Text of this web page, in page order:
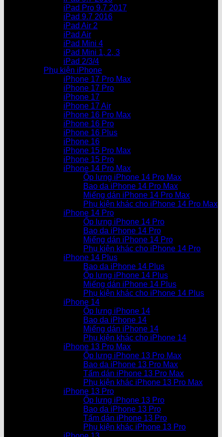
iPad Pro 9.7 2017
iPad 9.7 2016
iPad Air 2
iPad Air
iPad Mini 4
iPad Mini 1, 2, 3
iPad 2/3/4
Phụ kiện iPhone
iPhone 17 Pro Max
iPhone 17 Pro
iPhone 17
iPhone 17 Air
iPhone 16 Pro Max
iPhone 16 Pro
iPhone 16 Plus
iPhone 16
iPhone 15 Pro Max
iPhone 15 Pro
iPhone 14 Pro Max
Ốp lưng iPhone 14 Pro Max
Bao da iPhone 14 Pro Max
Miếng dán iPhone 14 Pro Max
Phụ kiện khác cho iPhone 14 Pro Max
iPhone 14 Pro
Ốp lưng iPhone 14 Pro
Bao da iPhone 14 Pro
Miếng dán iPhone 14 Pro
Phụ kiện khác cho iPhone 14 Pro
iPhone 14 Plus
Bao da iPhone 14 Plus
Ốp lưng iPhone 14 Plus
Miếng dán iPhone 14 Plus
Phụ kiện khác cho iPhone 14 Plus
iPhone 14
Ốp lưng iPhone 14
Bao da iPhone 14
Miếng dán iPhone 14
Phụ kiện khác cho iPhone 14
iPhone 13 Pro Max
Ốp lưng iPhone 13 Pro Max
Bao da iPhone 13 Pro Max
Tấm dán iPhone 13 Pro Max
Phụ kiện khác iPhone 13 Pro Max
iPhone 13 Pro
Ốp lưng iPhone 13 Pro
Bao da iPhone 13 Pro
Tấm dán iPhone 13 Pro
Phụ kiện khác iPhone 13 Pro